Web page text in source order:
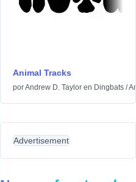
Animal Tracks
porAndrew D. Taylor en Dingbats /
Advertisement